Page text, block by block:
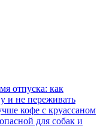
отпуска: как
и не переживать
кофе с круассаном
для собак и